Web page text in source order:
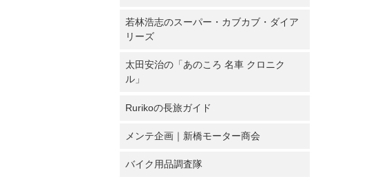
若林浩志のスーパー・カブカブ・ダイア
リーズ
太田安治の「あのころ 名車 クロニク
ル」
Rurikoの長旅ガイド
メンテ企画｜新橋モーター商会
バイク用品調査隊